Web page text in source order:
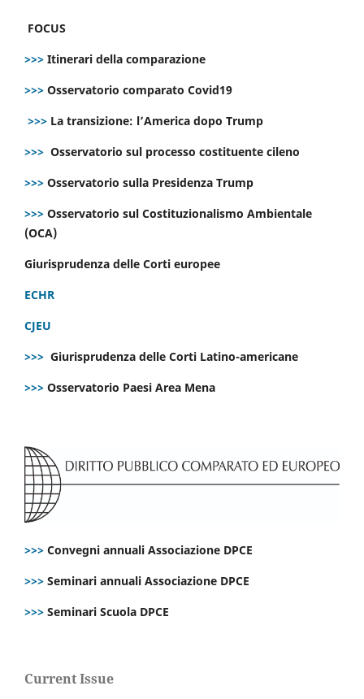
FOCUS
>>> Itinerari della comparazione
>>> Osservatorio comparato Covid19
>>> La transizione: l’America dopo Trump
>>> Osservatorio sul processo costituente cileno
>>> Osservatorio sulla Presidenza Trump
>>> Osservatorio sul Costituzionalismo Ambientale
(OCA)
Giurisprudenza delle Corti europee
ECHR
CJEU
>>> Giurisprudenza delle Corti Latino-americane
>>> Osservatorio Paesi Area Mena
>>> Convegni annuali Associazione DPCE
>>> Seminari annuali Associazione DPCE
>>> Seminari Scuola DPCE
Current Issue